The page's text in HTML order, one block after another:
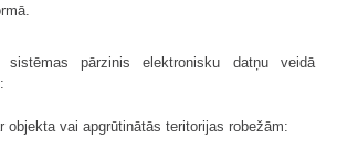
sistēmas pārzinis elektronisku datņu veidā
objekta vai apgrūtinātās teritorijas robežām: